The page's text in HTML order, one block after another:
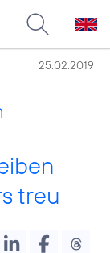
25.02.2019
treu